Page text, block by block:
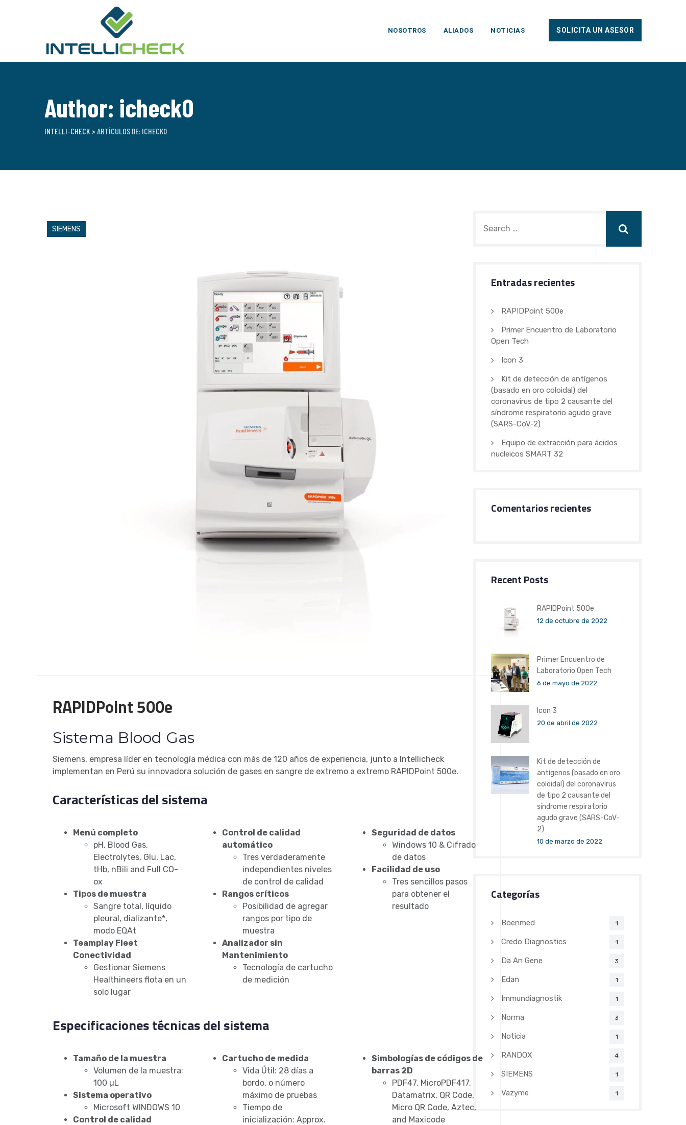
NOSOTROS ALIADOS NOTICIAS SOLICITA UN ASESOR
Author: icheck0
INTELLI-CHECK > ARTÍCULOS DE: ICHECK0
SIEMENS
RAPIDPoint 500e
Sistema Blood Gas
Siemens, empresa líder en tecnología médica con más de 120 años de experiencia, junto a Intellicheck
implementan en Perú su innovadora solución de gases en sangre de extremo a extremo RAPIDPoint 500e.
Características del sistema
Menú completo
pH, Blood Gas,
Electrolytes, Glu, Lac,
tHb, nBili and Full CO-
ox
Tipos de muestra
Sangre total, líquido
pleural, dializante*,
modo EQAt
Teamplay Fleet
Conectividad
Gestionar Siemens
Healthineers flota en un
solo lugar
Control de calidad
automático
Tres verdaderamente
independientes niveles
de control de calidad
Rangos críticos
Posibilidad de agregar
rangos por tipo de
muestra
Analizador sin
Mantenimiento
Tecnología de cartucho
de medición
Seguridad de datos
Windows 10 & Cifrado
de datos
Facilidad de uso
Tres sencillos pasos
para obtener el
resultado
Especificaciones técnicas del sistema
Tamaño de la muestra
Volumen de la muestra:
100 µL
Sistema operativo
Microsoft WINDOWS 10
Control de calidad
Cartucho de medida
Vida Útil: 28 días a
bordo, o número
máximo de pruebas
Tiempo de
inicialización: Approx.
Simbologías de códigos de
barras 2D
PDF47, MicroPDF417,
Datamatrix, QR Code,
Micro QR Code, Aztec,
and Maxicode
Entradas recientes
RAPIDPoint 500e
Primer Encuentro de Laboratorio
Open Tech
Icon 3
Kit de detección de antígenos
(basado en oro coloidal) del
coronavirus de tipo 2 causante del
síndrome respiratorio agudo grave
(SARS-CoV-2)
Equipo de extracción para ácidos
nucleicos SMART 32
Comentarios recientes
Recent Posts
RAPIDPoint 500e
12 de octubre de 2022
Primer Encuentro de
Laboratorio Open Tech
6 de mayo de 2022
Icon 3
20 de abril de 2022
Kit de detección de
antígenos (basado en oro
coloidal) del coronavirus
de tipo 2 causante del
síndrome respiratorio
agudo grave (SARS-CoV-
2)
10 de marzo de 2022
Categorías
Boenmed 1
Credo Diagnostics 1
Da An Gene 3
Edan 1
Immundiagnostik 1
Norma 3
Noticia 1
RANDOX 4
SIEMENS 1
Vazyme 1